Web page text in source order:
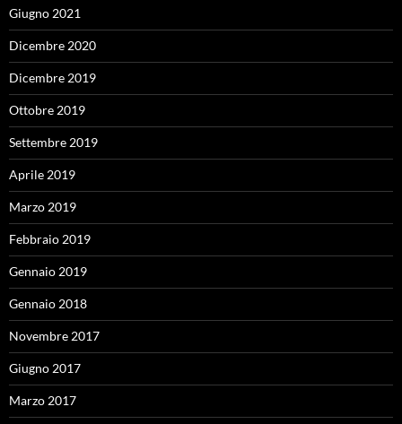
Giugno 2021
Dicembre 2020
Dicembre 2019
Ottobre 2019
Settembre 2019
Aprile 2019
Marzo 2019
Febbraio 2019
Gennaio 2019
Gennaio 2018
Novembre 2017
Giugno 2017
Marzo 2017